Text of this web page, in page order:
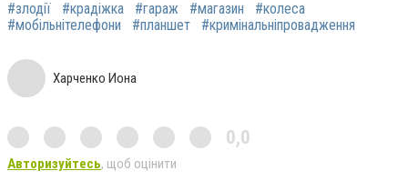
#злодії #крадіжка #гараж #магазин
#колеса
#мобільнітелефони
#планшет #кримінальніпровадження
Харченко Иона
0,0
Авторизуйтесь, щоб оцінити